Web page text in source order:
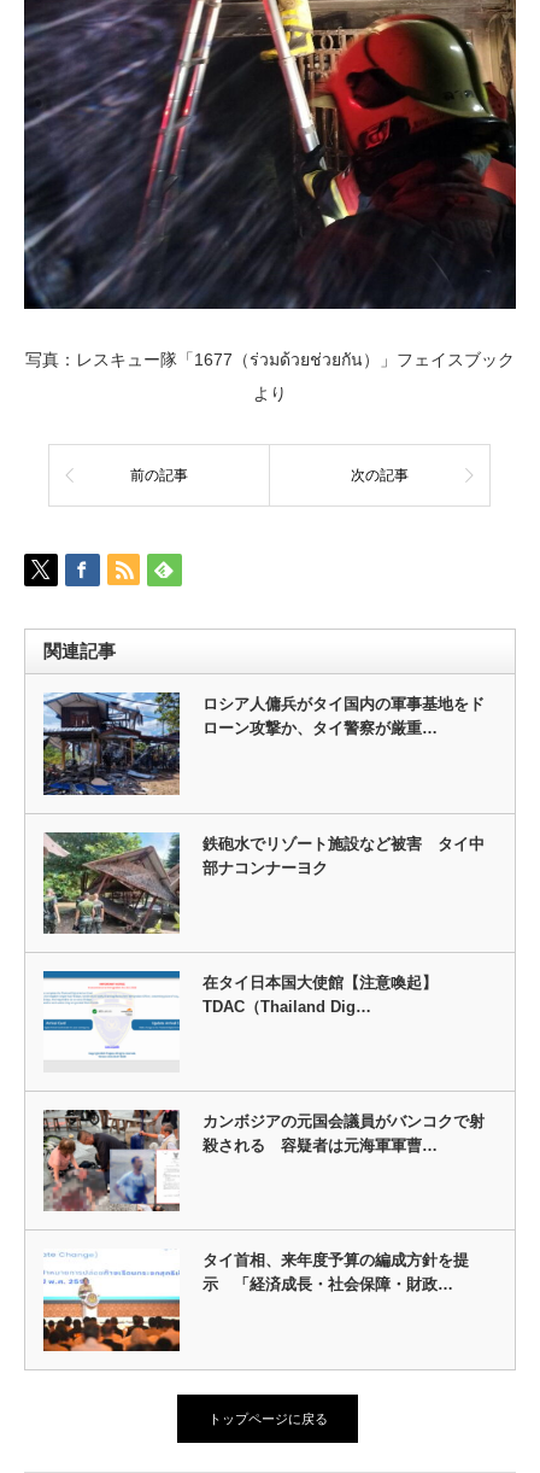
写真：レスキュー隊「1677（ร่วมด้วยช่วยกัน）」フェイスブック
より
前の記事 次の記事
関連記事
ロシア人傭兵がタイ国内の軍事基地をド
ローン攻撃か、タイ警察が厳重…
鉄砲水でリゾート施設など被害 タイ中
部ナコンナーヨク
在タイ日本国大使館【注意喚起】
TDAC（Thailand Dig…
カンボジアの元国会議員がバンコクで射
殺される 容疑者は元海軍軍曹…
タイ首相、来年度予算の編成方針を提
示 「経済成長・社会保障・財政…
トップページに戻る